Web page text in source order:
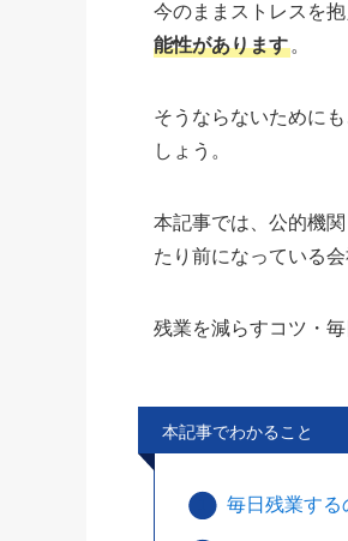
今のままストレスを
能性があります 。
そうならないために
しょう。
本記事では、公的機
たり前になっている
残業を減らすコツ・
本記事でわかること
毎日残業する